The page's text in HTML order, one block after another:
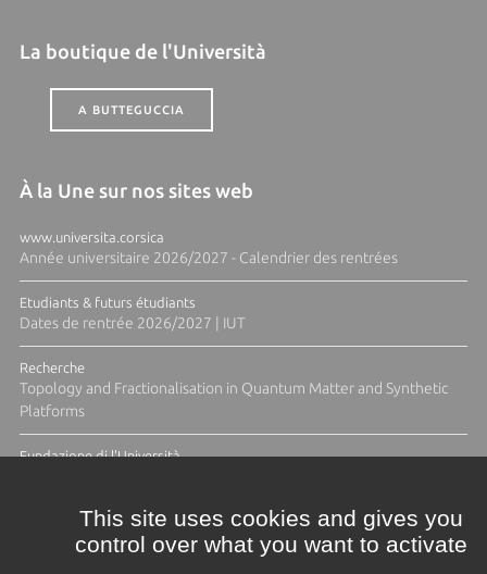
La boutique de l'Università
A BUTTEGUCCIA
À la Une sur nos sites web
www.universita.corsica
Année universitaire 2026/2027 - Calendrier des rentrées
Etudiants & futurs étudiants
Dates de rentrée 2026/2027 | IUT
Recherche
Topology and Fractionalisation in Quantum Matter and Synthetic
Platforms
Fundazione di l'Università
This site uses cookies and gives you
control over what you want to activate